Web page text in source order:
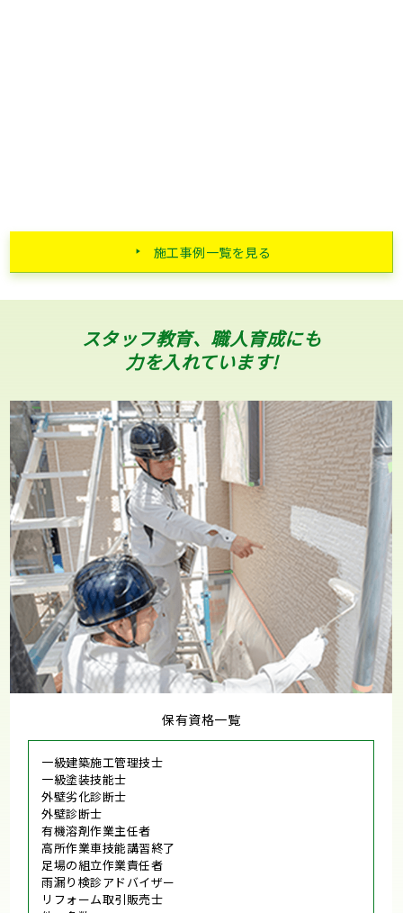
施工事例一覧を見る
スタッフ教育、職人育成にも
力を入れています!
保有資格一覧
一級建築施工管理技士
一級塗装技能士
外壁劣化診断士
外壁診断士
有機溶剤作業主任者
高所作業車技能講習終了
足場の組立作業責任者
雨漏り検診アドバイザー
リフォーム取引販売士